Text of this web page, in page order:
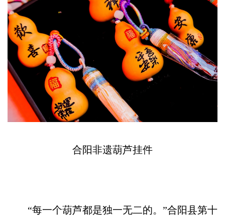
合阳非遗葫芦挂件
“每一个葫芦都是独一无二的。”合阳县第十